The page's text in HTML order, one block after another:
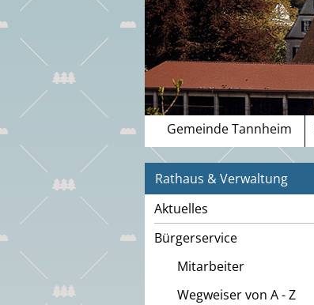
Gemeinde Tannheim
Rathaus & Verwaltung
Aktuelles
Bürgerservice
Mitarbeiter
Wegweiser von A - Z